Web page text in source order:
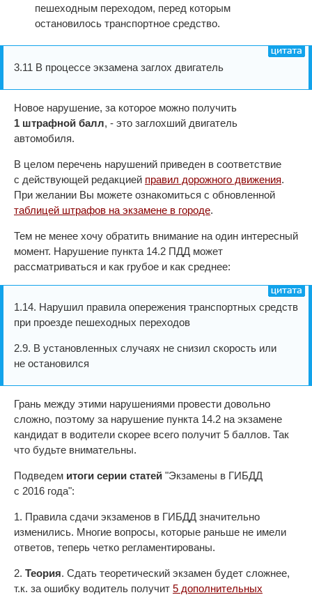
пешеходным переходом, перед которым
остановилось транспортное средство.
3.11 В процессе экзамена заглох двигатель
Новое нарушение, за которое можно получить
1 штрафной балл, - это заглохший двигатель
автомобиля.
В целом перечень нарушений приведен в соответствие
с действующей редакцией правил дорожного движения.
При желании Вы можете ознакомиться с обновленной
таблицей штрафов на экзамене в городе.
Тем не менее хочу обратить внимание на один интересный
момент. Нарушение пункта 14.2 ПДД может
рассматриваться и как грубое и как среднее:
1.14. Нарушил правила опережения транспортных средств
при проезде пешеходных переходов
2.9. В установленных случаях не снизил скорость или
не остановился
Грань между этими нарушениями провести довольно
сложно, поэтому за нарушение пункта 14.2 на экзамене
кандидат в водители скорее всего получит 5 баллов. Так
что будьте внимательны.
Подведем итоги серии статей "Экзамены в ГИБДД
с 2016 года":
1. Правила сдачи экзаменов в ГИБДД значительно
изменились. Многие вопросы, которые раньше не имели
ответов, теперь четко регламентированы.
2. Теория. Сдать теоретический экзамен будет сложнее,
т.к. за ошибку водитель получит 5 дополнительных